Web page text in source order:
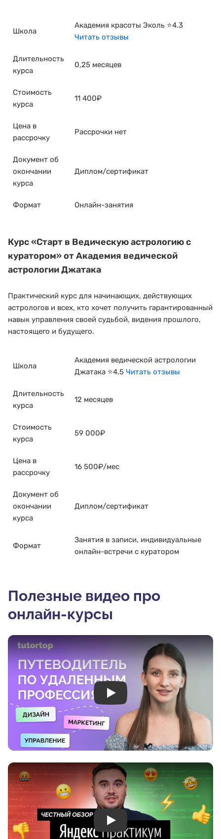
Школа
Академия красоты Эколь ⭐4.3
Читать отзывы
Длительность
курса
0,25 месяцев
Стоимость
курса
11 400₽
Цена в
рассрочку
Рассрочки нет
Документ об
окончании
курса
Диплом/сертификат
Формат Онлайн-занятия
Курс«Старт в Ведическую астрологию с
куратором»от Академия ведической
астрологии Джатака
Практический курс для начинающих, действующих
астрологов и всех, кто хочет получить гарантированный
навык управления своей судьбой, видения прошлого,
настоящего и будущего.
Школа
Академия ведической астрологии
Джатака ⭐4.5 Читать отзывы
Длительность
курса
12 месяцев
Стоимость
курса
59 000₽
Цена в
рассрочку
16 500₽/мес
Документ об
окончании
курса
Диплом/сертификат
Формат
Занятия в записи, индивидуальные
онлайн-встречи с куратором
Полезные видео про
онлайн-курсы
Play
Play